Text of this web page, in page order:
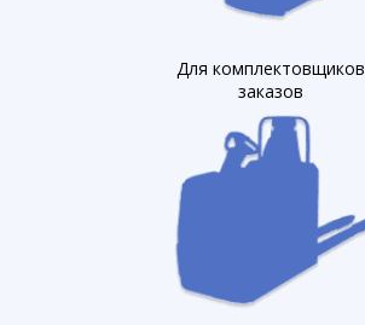
Для комплектовщиков
заказов